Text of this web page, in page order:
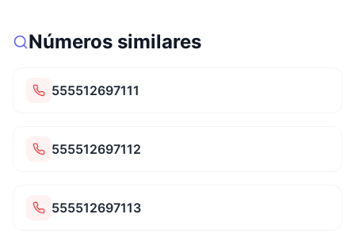
Números similares
555512697111
555512697112
555512697113